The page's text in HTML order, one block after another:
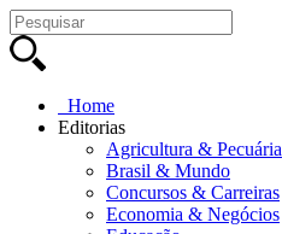
Home
Editorias
Agricultura & Pecuária
Brasil & Mundo
Concursos & Carreiras
Economia & Negócios